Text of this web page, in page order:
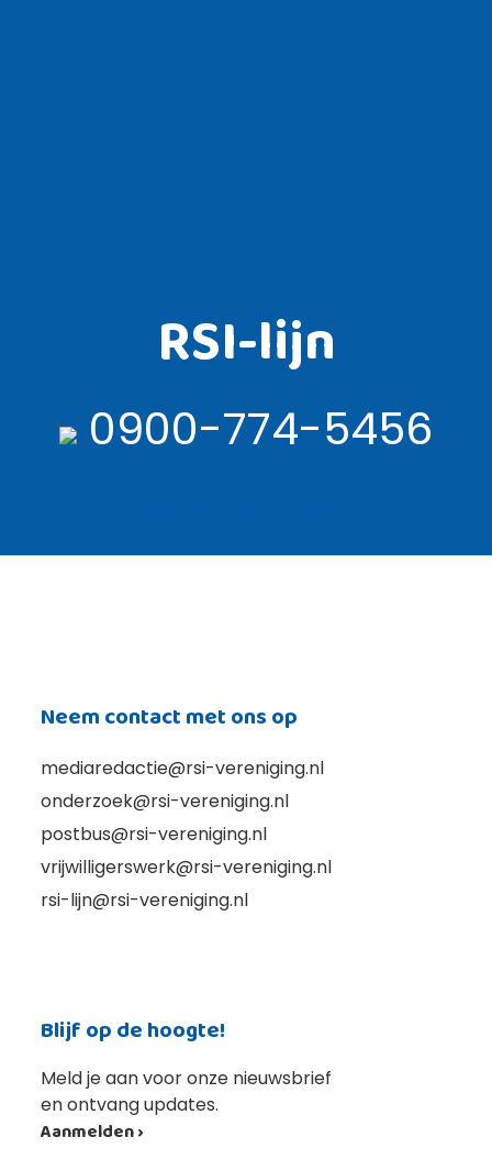
RSI-lijn
0900-774-5456
Neem contact met ons op
mediaredactie@rsi-vereniging.nl
onderzoek@rsi-vereniging.nl
postbus@rsi-vereniging.nl
vrijwilligerswerk@rsi-vereniging.nl
rsi-lijn@rsi-vereniging.nl
Blijf op de hoogte!
Meld je aan voor onze nieuwsbrief
en ontvang updates.
Aanmelden ›